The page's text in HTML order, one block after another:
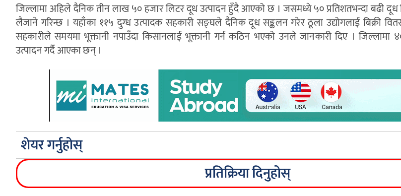
जिल्लामा अहिले दैनिक तीन लाख ५० हजार लिटर दूध उत्पादन हुँदै आएको छ । जसमध्ये ५० प्रतिशतभन्दा बढी दूध
लैजाने गरिन्छ । यहाँका ११५ दुग्ध उत्पादक सहकारी सङ्घले दैनिक दूध सङ्कलन गरेर ठूला उद्योगलाई बिक्री
सहकारीले समयमा भूक्तानी नपाउँदा किसानलाई भूक्तानी गर्न कठिन भएको उनले जानकारी दिए । जिल्लामा
उत्पादन गर्दै आएका छन् ।
शेयर गर्नुहोस्
प्रतिक्रिया दिनुहोस्